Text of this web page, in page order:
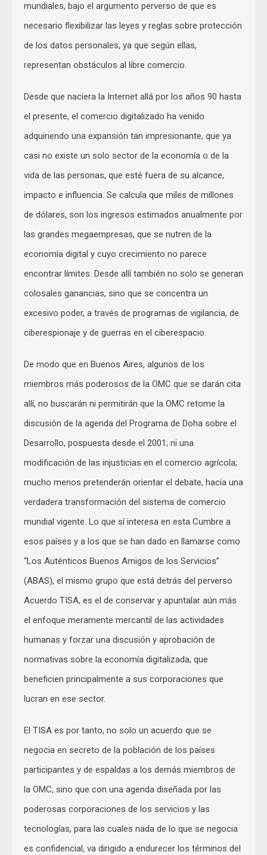
mundiales, bajo el argumento perverso de que es
necesario flexibilizar las leyes y reglas sobre protección
de los datos personales, ya que según ellas,
representan obstáculos al libre comercio.
Desde que naciera la Internet allá por los años 90 hasta
el presente, el comercio digitalizado ha venido
adquiriendo una expansión tan impresionante, que ya
casi no existe un solo sector de la economía o de la
vida de las personas, que esté fuera de su alcance,
impacto e influencia. Se calcula que miles de millones
de dólares, son los ingresos estimados anualmente por
las grandes megaempresas, que se nutren de la
economía digital y cuyo crecimiento no parece
encontrar límites. Desde allí también no solo se generan
colosales ganancias, sino que se concentra un
excesivo poder, a través de programas de vigilancia, de
ciberespionaje y de guerras en el ciberespacio.
De modo que en Buenos Aires, algunos de los
miembros más poderosos de la OMC que se darán cita
allí, no buscarán ni permitirán que la OMC retome la
discusión de la agenda del Programa de Doha sobre el
Desarrollo, pospuesta desde el 2001; ni una
modificación de las injusticias en el comercio agrícola;
mucho menos pretenderán orientar el debate, hacia una
verdadera transformación del sistema de comercio
mundial vigente. Lo que sí interesa en esta Cumbre a
esos países y a los que se han dado en llamarse como
“Los Auténticos Buenos Amigos de los Servicios”
(ABAS), el mismo grupo que está detrás del perverso
Acuerdo TISA, es el de conservar y apuntalar aún más
el enfoque meramente mercantil de las actividades
humanas y forzar una discusión y aprobación de
normativas sobre la economía digitalizada, que
beneficien principalmente a sus corporaciones que
lucran en ese sector.
El TISA es por tanto, no solo un acuerdo que se
negocia en secreto de la población de los países
participantes y de espaldas a los demás miembros de
la OMC, sino que con una agenda diseñada por las
poderosas corporaciones de los servicios y las
tecnologías, para las cuales nada de lo que se negocia
es confidencial, va dirigido a endurecer los términos del